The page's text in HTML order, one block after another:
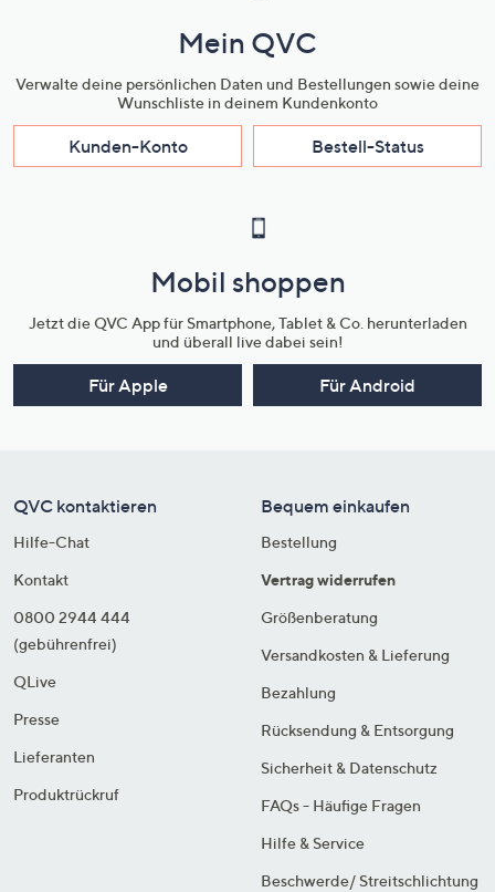
Mein QVC
Verwalte deine persönlichen Daten und Bestellungen sowie deine
Wunschliste in deinem Kundenkonto
Kunden-Konto Bestell-Status
Mobil shoppen
Jetzt die QVC App für Smartphone, Tablet & Co. herunterladen
und überall live dabei sein!
Für Apple Für Android
QVC kontaktieren
Hilfe-Chat
Kontakt
0800 2944 444
(gebührenfrei)
QLive
Presse
Lieferanten
Produktrückruf
Bequem einkaufen
Bestellung
Vertrag widerrufen
Größenberatung
Versandkosten & Lieferung
Bezahlung
Rücksendung & Entsorgung
Sicherheit & Datenschutz
FAQs - Häufige Fragen
Hilfe & Service
Beschwerde/ Streitschlichtung